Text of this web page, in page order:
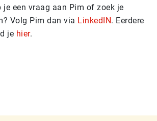
je een vraag aan Pim of zoek je
Volg Pim dan via LinkedIN. Eerdere
je hier.